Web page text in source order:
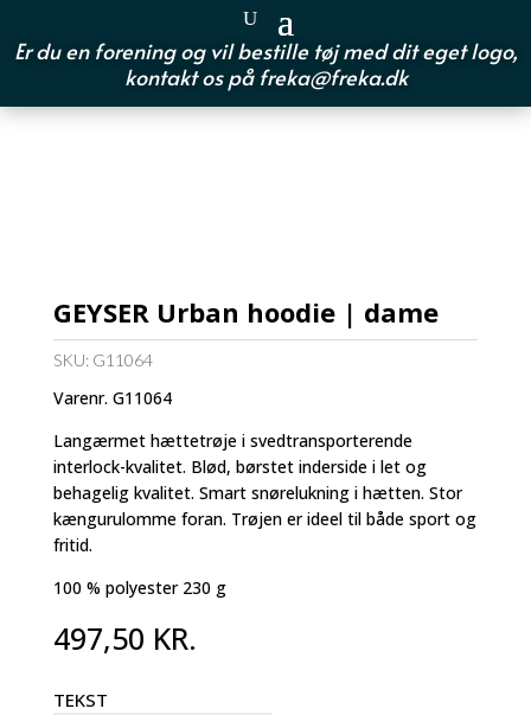
Er du en forening og vil bestille tøj med dit eget logo,
kontakt os på freka@freka.dk
GEYSER Urban hoodie | dame
SKU: G11064
Varenr. G11064
Langærmet hættetrøje i svedtransporterende
interlock-kvalitet. Blød, børstet inderside i let og
behagelig kvalitet. Smart snørelukning i hætten. Stor
kængurulomme foran. Trøjen er ideel til både sport og
fritid.
100 % polyester 230 g
497,50 KR.
TEKST